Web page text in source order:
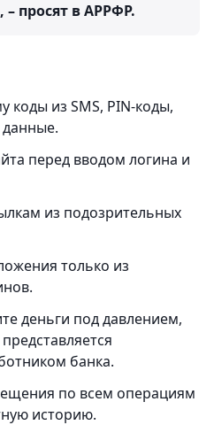
просят в АРРФР.
коды из SMS, PIN-коды,
данные.
перед вводом логина и
из подозрительных
только из
деньги под давлением,
банка.
по всем операциям
историю.